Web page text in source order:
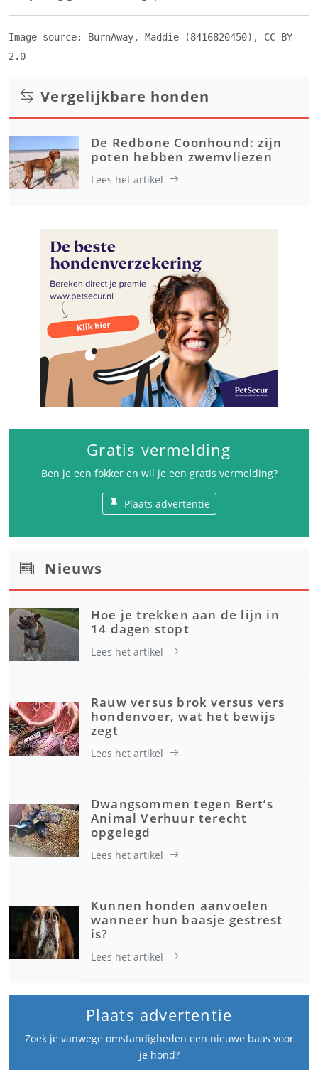
Image source: BurnAway, Maddie (8416820450) , CC BY
2.0
Vergelijkbare honden
De Redbone Coonhound: zijn
poten hebben zwemvliezen
Lees het artikel
Gratis vermelding
Ben je een fokker en wil je een gratis vermelding?
Plaats advertentie
Nieuws
Hoe je trekken aan de lijn in
14 dagen stopt
Lees het artikel
Rauw versus brok versus vers
hondenvoer, wat het bewijs
zegt
Lees het artikel
Dwangsommen tegen Bert’s
Animal Verhuur terecht
opgelegd
Lees het artikel
Kunnen honden aanvoelen
wanneer hun baasje gestrest
is?
Lees het artikel
Plaats advertentie
Zoek je vanwege omstandigheden een nieuwe baas voor
je hond?